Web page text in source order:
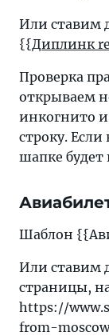
Или ставим
{{Диплинк
Проверка
открываем
инкогнито
строку. Если
шапке
Шаблон
Или ставим
страницы,
https://
from-